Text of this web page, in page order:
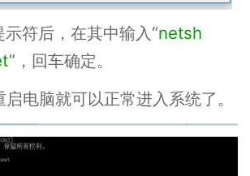
符后，在其中输入“netsh
”，回车确定。
电脑就可以正常进入系统了。